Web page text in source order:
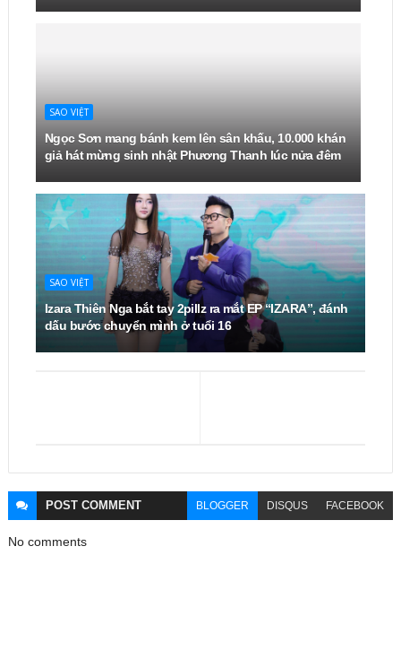
SAO VIỆT
Ngọc Sơn mang bánh kem lên sân khấu, 10.000 khán
giả hát mừng sinh nhật Phương Thanh lúc nửa đêm
SAO VIỆT
Izara Thiên Nga bắt tay 2pillz ra mắt EP “IZARA”, đánh
dấu bước chuyển mình ở tuổi 16
POST COMMENT BLOGGER DISQUS FACEBOOK
No comments